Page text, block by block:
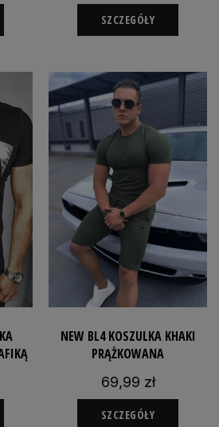
SZCZEGÓŁY
NEW BL4 KOSZULKA KHAKI
PRĄŻKOWANA
69,99 zł
SZCZEGÓŁY